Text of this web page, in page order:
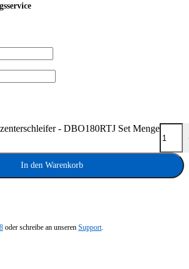
- DBO180RTJ Set Menge
In den Warenkorb
oder schreibe an unseren Support.